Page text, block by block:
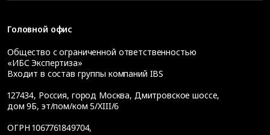
Головной офис
Общество с ограниченной ответственностью
«ИБС Экспертиза»
Входит в состав группы компаний IBS
127434, Россия, город Москва, Дмитровское шоссе,
дом 9Б, эт/пом/ком 5/XIII/6
ОГРН 1067761849704,